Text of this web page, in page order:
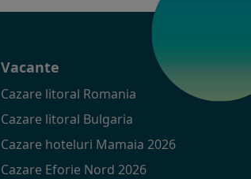
Vacante
Cazare litoral Romania
Cazare litoral Bulgaria
Cazare hoteluri Mamaia 2026
Cazare Eforie Nord 2026